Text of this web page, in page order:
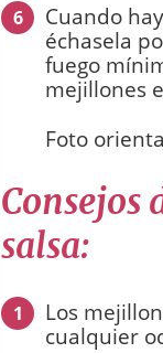
6
Cuando
échasela
fuego
mejillones
Foto
Consejos
salsa:
1
Los
cualquier